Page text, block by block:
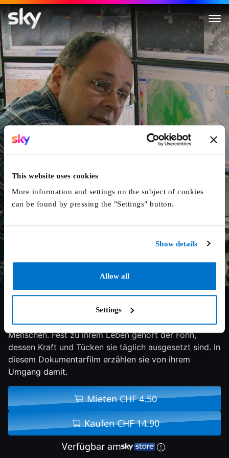
This website uses cookies
More information and settings on the subject of cookies
can be found by pressing the "Settings" button.
Show details
Allow all
Settings
Im Bann Des Föhns
7/10 2017 70 min Doku
Im Urner Reusstal leben die verschiedensten
Menschen. Fest zu ihrem Leben gehört der Föhn,
dessen Kraft und Tücken sie täglich ausgesetzt sind. In
diesem Dokumentarfilm erzählen sie von ihrem
Umgang damit.
Mieten CHF 4.50
Kaufen CHF 14.90
Verfügbar am